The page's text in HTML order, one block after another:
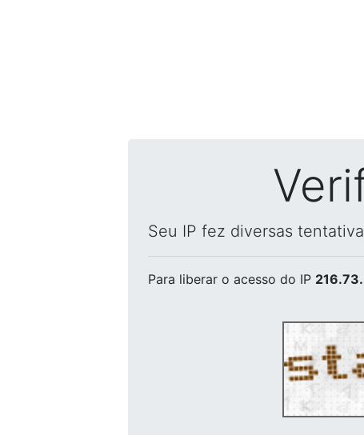
Seu IP fez diversas
Para liberar o acesso do IP